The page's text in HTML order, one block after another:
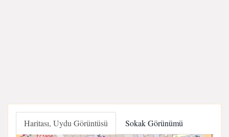
Haritası, Uydu Görüntüsü Sokak Görünümü